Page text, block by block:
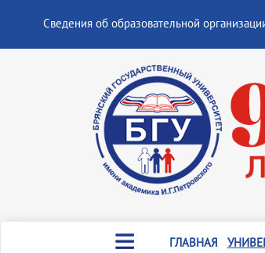
Сведения об образовательной
ГЛАВНАЯ